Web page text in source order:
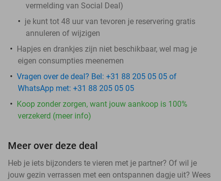
vermelding van Social Deal)
je kunt tot 48 uur van tevoren je reservering gratis
annuleren of wijzigen
Hapjes en drankjes zijn niet beschikbaar, wel mag je
eigen consumpties meenemen
Vragen over de deal? Bel: +31 88 205 05 05 of
WhatsApp met: +31 88 205 05 05
Koop zonder zorgen, want jouw aankoop is 100%
verzekerd (meer info)
Meer over deze deal
Heb je iets bijzonders te vieren met je partner? Of wil je
jouw gezin verrassen met een ontspannen dagje uit? Wees